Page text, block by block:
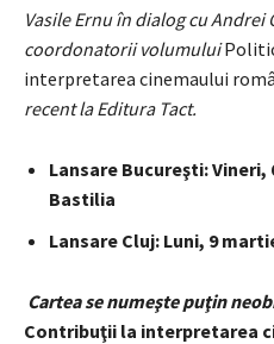
Vasile Ernu în dialog cu Andrei
coordonatorii volumului
interpretarea cinemaului
recent la Editura Tact.
Lansare Bucureşti: Vineri,
Bastilia
Lansare Cluj: Luni, 9
Cartea se numeşte puţin
Contribuţii la interpretarea